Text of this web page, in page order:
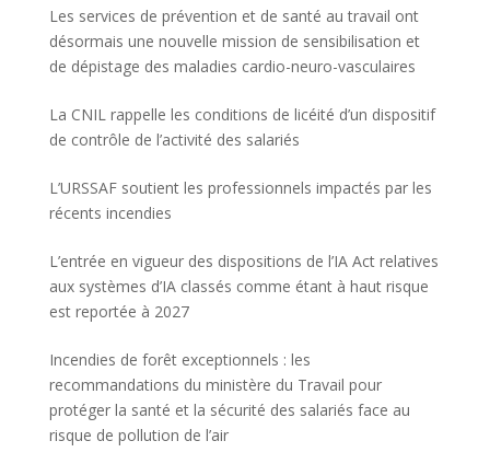
Les services de prévention et de santé au travail ont
désormais une nouvelle mission de sensibilisation et
de dépistage des maladies cardio-neuro-vasculaires
La CNIL rappelle les conditions de licéité d’un dispositif
de contrôle de l’activité des salariés
L’URSSAF soutient les professionnels impactés par les
récents incendies
L’entrée en vigueur des dispositions de l’IA Act relatives
aux systèmes d’IA classés comme étant à haut risque
est reportée à 2027
Incendies de forêt exceptionnels : les
recommandations du ministère du Travail pour
protéger la santé et la sécurité des salariés face au
risque de pollution de l’air